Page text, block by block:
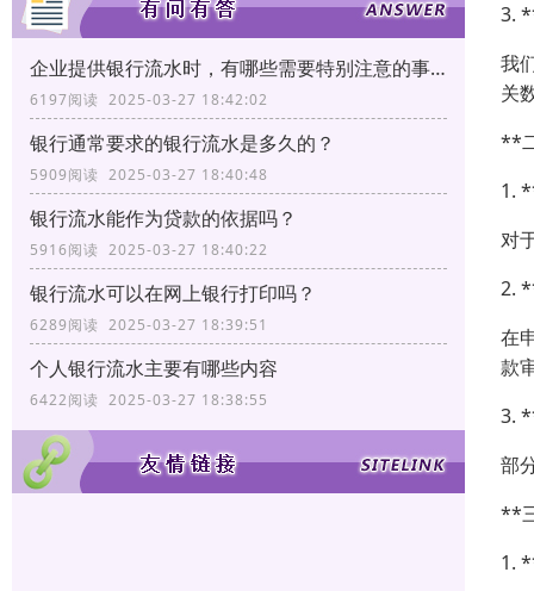
企业提供银行流水时，有哪些需要特别注意的事项？
6197阅读 2025-03-27 18:42:02
银行通常要求的银行流水是多久的？
5909阅读 2025-03-27 18:40:48
银行流水能作为贷款的依据吗？
5916阅读 2025-03-27 18:40:22
银行流水可以在网上银行打印吗？
6289阅读 2025-03-27 18:39:51
个人银行流水主要有哪些内容
6422阅读 2025-03-27 18:38:55
3.
我
关
**
1.
对
2.
在
款
3.
部
**
1.